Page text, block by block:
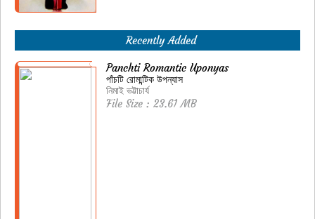
Recently Added
Panchti Romantic Uponyas
পাঁচটি রোমান্টিক উপন্যাস
নিমাই ভট্টাচার্য
File Size : 23.61 MB